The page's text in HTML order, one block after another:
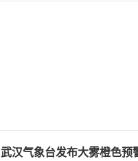
武汉气象台发布大雾橙色预